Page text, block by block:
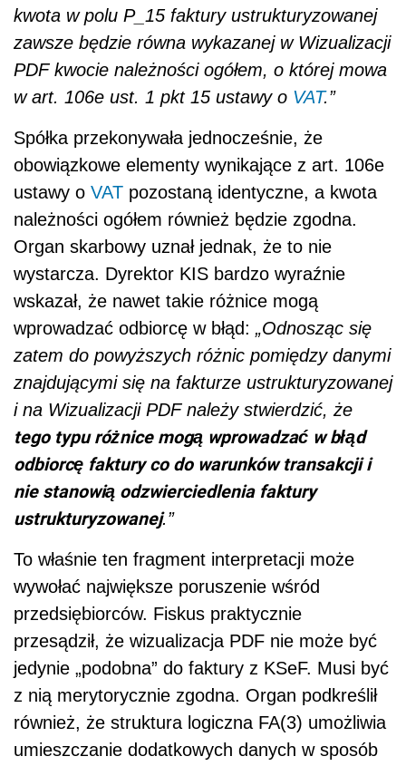
kwota w polu P_15 faktury ustrukturyzowanej
zawsze będzie równa wykazanej w Wizualizacji
PDF kwocie należności ogółem, o której mowa
w art. 106e ust. 1 pkt 15 ustawy o VAT.”
Spółka przekonywała jednocześnie, że
obowiązkowe elementy wynikające z art. 106e
ustawy o VAT pozostaną identyczne, a kwota
należności ogółem również będzie zgodna.
Organ skarbowy uznał jednak, że to nie
wystarcza. Dyrektor KIS bardzo wyraźnie
wskazał, że nawet takie różnice mogą
wprowadzać odbiorcę w błąd: „Odnosząc się
zatem do powyższych różnic pomiędzy danymi
znajdującymi się na fakturze ustrukturyzowanej
i na Wizualizacji PDF należy stwierdzić, że
tego typu różnice mogą wprowadzać w błąd
odbiorcę faktury co do warunków transakcji i
nie stanowią odzwierciedlenia faktury
ustrukturyzowanej.”
To właśnie ten fragment interpretacji może
wywołać największe poruszenie wśród
przedsiębiorców. Fiskus praktycznie
przesądził, że wizualizacja PDF nie może być
jedynie „podobna” do faktury z KSeF. Musi być
z nią merytorycznie zgodna. Organ podkreślił
również, że struktura logiczna FA(3) umożliwia
umieszczanie dodatkowych danych w sposób